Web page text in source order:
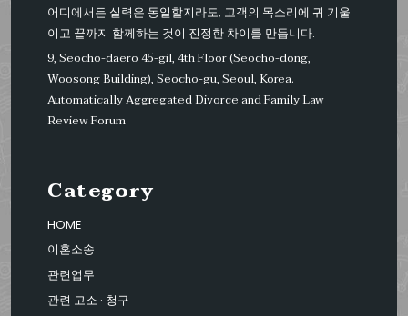
어디에서든 실력은 동일할지라도, 고객의 목소리에 귀 기울
이고 끝까지 함께하는 것이 진정한 차이를 만듭니다.
9, Seocho-daero 45-gil, 4th Floor (Seocho-dong,
Woosong Building), Seocho-gu, Seoul, Korea.
Automatically Aggregated Divorce and Family Law
Review Forum
Category
HOME
이혼소송
관련업무
관련 고소 · 청구